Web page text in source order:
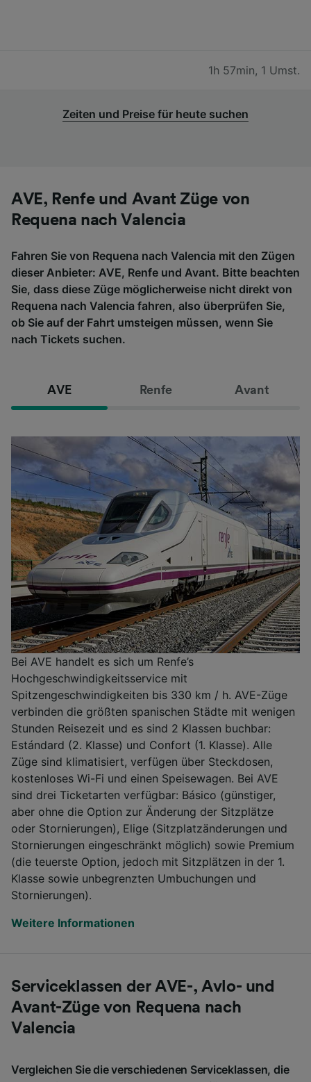
1h 57min, 1 Umst.
Zeiten und Preise für heute suchen
AVE, Renfe und Avant Züge von
Requena nach Valencia
Fahren Sie von Requena nach Valencia mit den Zügen
dieser Anbieter: AVE, Renfe und Avant. Bitte beachten
Sie, dass diese Züge möglicherweise nicht direkt von
Requena nach Valencia fahren, also überprüfen Sie,
ob Sie auf der Fahrt umsteigen müssen, wenn Sie
nach Tickets suchen.
AVE Renfe Avant
Bei AVE handelt es sich um Renfe’s
Hochgeschwindigkeitsservice mit
Spitzengeschwindigkeiten bis 330 km / h. AVE-Züge
verbinden die größten spanischen Städte mit wenigen
Stunden Reisezeit und es sind 2 Klassen buchbar:
Estándard (2. Klasse) und Confort (1. Klasse). Alle
Züge sind klimatisiert, verfügen über Steckdosen,
kostenloses Wi-Fi und einen Speisewagen. Bei AVE
sind drei Ticketarten verfügbar: Básico (günstiger,
aber ohne die Option zur Änderung der Sitzplätze
oder Stornierungen), Elige (Sitzplatzänderungen und
Stornierungen eingeschränkt möglich) sowie Premium
(die teuerste Option, jedoch mit Sitzplätzen in der 1.
Klasse sowie unbegrenzten Umbuchungen und
Stornierungen).
Weitere Informationen
Serviceklassen der AVE-, Avlo- und
Avant-Züge von Requena nach
Valencia
Vergleichen Sie die verschiedenen Serviceklassen, die